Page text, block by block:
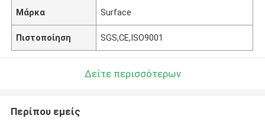
Μάρκα Surface
Πιστοποίηση SGS,CE,ISO9001
Δείτε περισσότερων
Περίπου εμείς